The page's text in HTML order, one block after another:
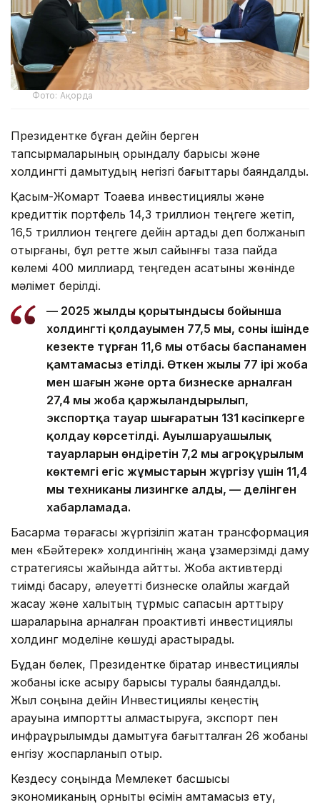
Фото: Ақорда
Президентке бұған дейін берген
тапсырмаларының орындалу барысы және
холдингті дамытудың негізгі бағыттары баяндалды.
Қасым-Жомарт Тоқаевқа инвестициялық және
кредиттік портфель 14,3 триллион теңгеге жетіп,
16,5 триллион теңгеге дейін артады деп болжанып
отырғаны, бұл ретте жыл сайынғы таза пайда
көлемі 400 миллиард теңгеден асатыны жөнінде
мәлімет берілді.
— 2025 жылдың қорытындысы бойынша
холдингтің қолдауымен 77,5 мың, соның ішінде
кезекте тұрған 11,6 мың отбасы баспанамен
қамтамасыз етілді. Өткен жылы 77 ірі жоба
мен шағын және орта бизнеске арналған
27,4 мың жоба қаржыландырылып,
экспортқа тауар шығаратын 131 кәсіпкерге
қолдау көрсетілді. Ауылшаруашылық
тауарларын өндіретін 7,2 мың агроқұрылым
көктемгі егіс жұмыстарын жүргізу үшін 11,4
мың техниканы лизингке алды, — делінген
хабарламада.
Басқарма төрағасы жүргізіліп жатқан трансформация
мен «Бәйтерек» холдингінің жаңа ұзақмерзімді даму
стратегиясы жайында айтты. Жоба активтерді
тиімді басқару, әлеуетті бизнеске қолайлы жағдай
жасау және халықтың тұрмыс сапасын арттыру
шараларына арналған проактивті инвестициялық
холдинг моделіне көшуді қарастырады.
Бұдан бөлек, Президентке бірқатар инвестициялық
жобаны іске асыру барысы туралы баяндалды.
Жыл соңына дейін Инвестициялық кеңестің
қарауына импортты алмастыруға, экспорт пен
инфрақұрылымды дамытуға бағытталған 26 жобаны
енгізу жоспарланып отыр.
Кездесу соңында Мемлекет басшысы
экономиканың орнықты өсімін қамтамасыз ету,